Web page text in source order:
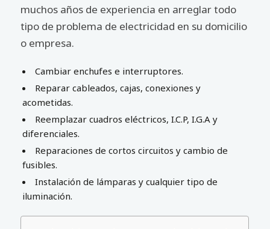
muchos años de experiencia en arreglar todo
tipo de problema de electricidad en su domicilio
o empresa.
Cambiar enchufes e interruptores.
Reparar cableados, cajas, conexiones y
acometidas.
Reemplazar cuadros eléctricos, I.C.P, I.G.A y
diferenciales.
Reparaciones de cortos circuitos y cambio de
fusibles.
Instalación de lámparas y cualquier tipo de
iluminación.